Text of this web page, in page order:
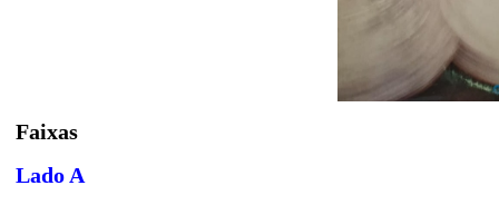
Faixas
Lado A